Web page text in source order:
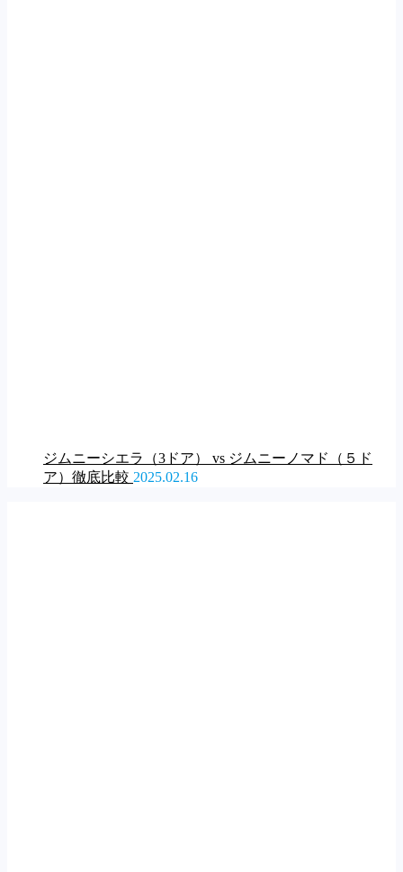
ジムニーシエラ（3ドア） vs ジムニーノマド（５ド
ア）徹底比較 2025.02.16